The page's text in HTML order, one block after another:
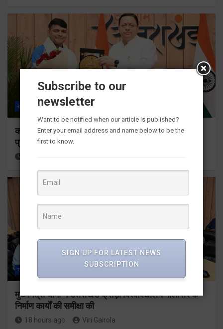
राज्य ALL देहरादून
कॉमनवेल्थ गेम्स 2026 के उत्तराखंड के पदक विजेताओं और
प्रशिक्षकों को मुख्यमंत्री धामी ने किया सम्मानित
राज्य
मुख्यमंत्री धामी ने उत्तराखंड क्रीड़ा विश्वविद्यालय गौलापार के
निर्माण कार्यों की समीक्षा की
18 hours ago Viri Gairola
Subscribe to our
newsletter
Want to be notified when our article is published?
Enter your email address and name below to be the
first to know.
SIGN UP FOR LATEST NEWS
SUBSCRIPTION